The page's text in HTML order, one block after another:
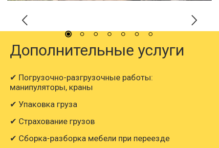
Дополнительные услуги
✔ Погрузочно-разгрузочные работы:
манипуляторы, краны
✔ Упаковка груза
✔ Страхование грузов
✔ Сборка-разборка мебели при переезде